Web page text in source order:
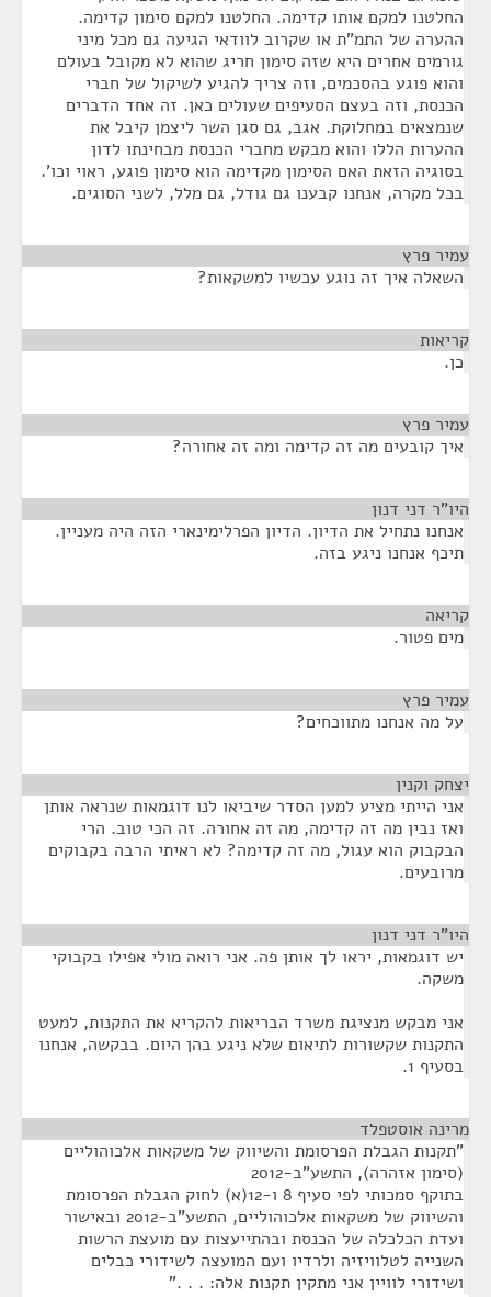
החלטנו למקם אותו קדימה. החלטנו למקם סימון קדימה.
ההערה של התמ"ת או שקרוב לוודאי הגיעה גם מכל מיני
גורמים אחרים היא שזה סימון חריג שהוא לא מקובל בעולם
והוא פוגע בהסכמים, וזה צריך להגיע לשיקול של חברי
הכנסת, וזה בעצם הסעיפים שעולים כאן. זה אחד הדברים
שנמצאים במחלוקת. אגב, גם סגן השר ליצמן קיבל את
ההערות הללו והוא מבקש מחברי הכנסת מבחינתו לדון
בסוגיה הזאת האם הסימון מקדימה הוא סימון פוגע, ראוי וכו'.
בכל מקרה, אנחנו קבענו גם גודל, גם מלל, לשני הסוגים.
עמיר פרץ
השאלה איך זה נוגע עכשיו למשקאות?
קריאות
כן.
עמיר פרץ
איך קובעים מה זה קדימה ומה זה אחורה?
היו"ר דני דנון
אנחנו נתחיל את הדיון. הדיון הפרלימינארי הזה היה מעניין.
תיכף אנחנו ניגע בזה.
קריאה
מים פטור.
עמיר פרץ
על מה אנחנו מתווכחים?
יצחק וקנין
אני הייתי מציע למען הסדר שיביאו לנו דוגמאות שנראה אותן
ואז נבין מה זה קדימה, מה זה אחורה. זה הכי טוב. הרי
הבקבוק הוא עגול, מה זה קדימה? לא ראיתי הרבה בקבוקים
מרובעים.
היו"ר דני דנון
יש דוגמאות, יראו לך אותן פה. אני רואה מולי אפילו בקבוקי
משקה.
אני מבקש מנציגת משרד הבריאות להקריא את התקנות, למעט
התקנות שקשורות לתיאום שלא ניגע בהן היום. בבקשה, אנחנו
בסעיף 1.
מרינה אוסטפלד
"תקנות הגבלת הפרסומת והשיווק של משקאות אלכוהוליים
(סימון אזהרה), התשע"ב-2012
בתוקף סמכותי לפי סעיף 8 ו-12(א) לחוק הגבלת הפרסומת
והשיווק של משקאות אלכוהוליים, התשע"ב-2012 ובאישור
ועדת הכלכלה של הכנסת ובהתייעצות עם מועצת הרשות
השנייה לטלוויזיה ולרדיו ועם המועצה לשידורי כבלים
ושידורי לוויין אני מתקין תקנות אלה: . . ."